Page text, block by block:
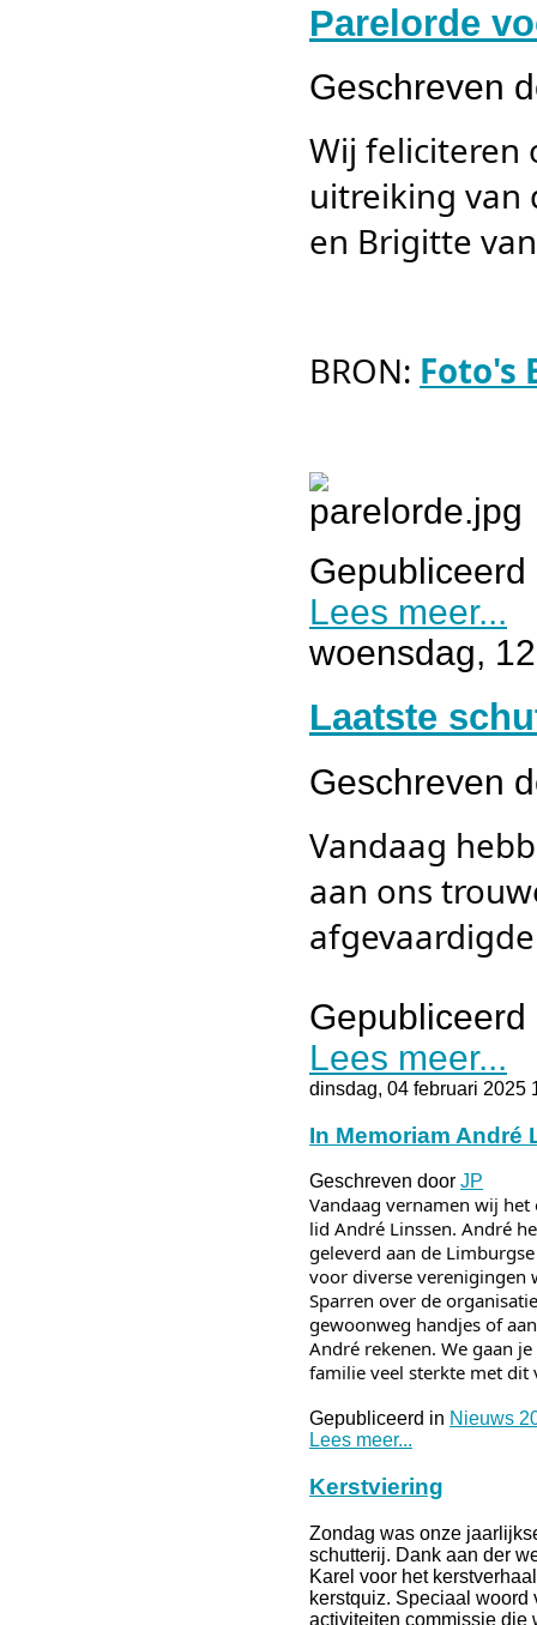
Parelorde
Geschreven
Wij feliciteren
uitreiking van
en Brigitte
BRON: Foto's
Gepubliceerd
Lees meer...
woensdag,
Laatste
Geschreven
Vandaag
aan ons
Gepubliceerd
Lees meer...
dinsdag, 04 februari 2025
In Memoriam André
Geschreven door JP
Vandaag vernamen wij
lid André Linssen. André
geleverd aan de
voor diverse verenigingen
Sparren over de
gewoonweg handjes of
André rekenen. We gaan
familie veel sterkte met dit
Gepubliceerd in Nieuws
Lees meer...
Kerstviering
Zondag was onze
schutterij. Dank aan der
Karel voor het
kerstquiz. Speciaal woord
activiteiten commissie die